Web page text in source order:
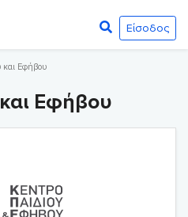
Είσοδος
και Εφήβου
Εφήβου